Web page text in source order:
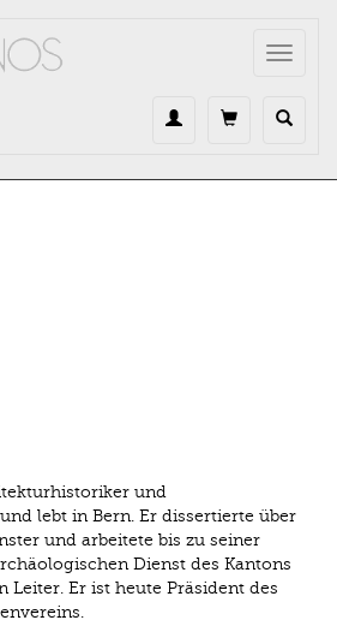
Toggle
und
lebt in Bern. Er dissertierte über
und arbeitete bis zu seiner
Dienst des Kantons
Leiter. Er ist heute Präsident des